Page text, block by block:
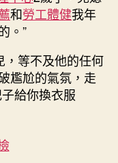
和勞工體健我年
。”
，等不及他的任何
尷尬的氣氛，走
給你換衣服